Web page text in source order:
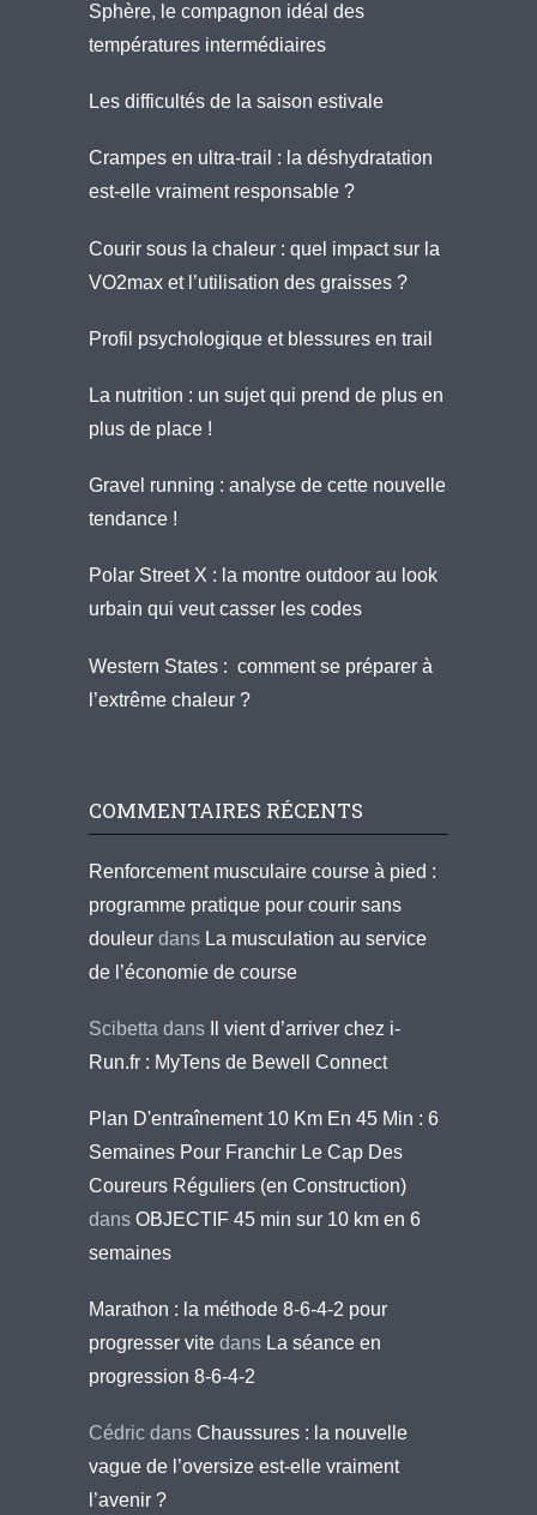
Sphère, le compagnon idéal des
températures intermédiaires
Les difficultés de la saison estivale
Crampes en ultra-trail : la déshydratation
est-elle vraiment responsable ?
Courir sous la chaleur : quel impact sur la
VO2max et l’utilisation des graisses ?
Profil psychologique et blessures en trail
La nutrition : un sujet qui prend de plus en
plus de place !
Gravel running : analyse de cette nouvelle
tendance !
Polar Street X : la montre outdoor au look
urbain qui veut casser les codes
Western States : comment se préparer à
l’extrême chaleur ?
COMMENTAIRES RÉCENTS
Renforcement musculaire course à pied :
programme pratique pour courir sans
douleur dans La musculation au service
de l’économie de course
Scibetta dans
Il vient d’arriver chez i-
Run.fr : MyTens de Bewell Connect
Plan D'entraînement 10 Km En 45 Min : 6
Semaines Pour Franchir Le Cap Des
Coureurs Réguliers (en Construction)
dans OBJECTIF 45 min sur 10 km en 6
semaines
Marathon : la méthode 8-6-4-2 pour
progresser vite dans La séance en
progression 8-6-4-2
Cédric dans Chaussures : la nouvelle
vague de l’oversize est-elle vraiment
l’avenir ?